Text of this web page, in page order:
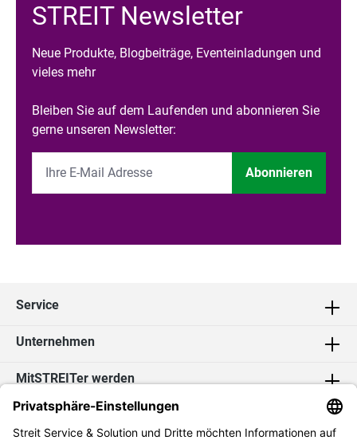
STREIT Newsletter
Neue Produkte, Blogbeiträge, Eventeinladungen und
vieles mehr
Bleiben Sie auf dem Laufenden und abonnieren Sie
gerne unseren Newsletter:
Abonnieren
Service
Unternehmen
MitSTREITer werden
Kontakt